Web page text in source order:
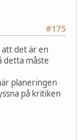
#175
det är en
detta måste
planeringen
på kritiken